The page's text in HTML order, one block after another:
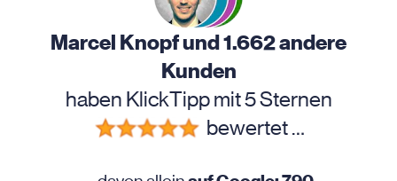
Marcel Knopf und 1.662 andere
Kunden
haben KlickTipp mit 5 Sternen
bewertet …